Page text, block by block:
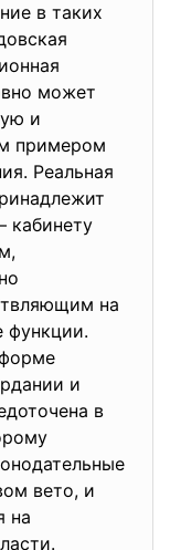
в таких
может
и
примером
Реальная
кабинету
на
функции.
и
в
вето, и
на